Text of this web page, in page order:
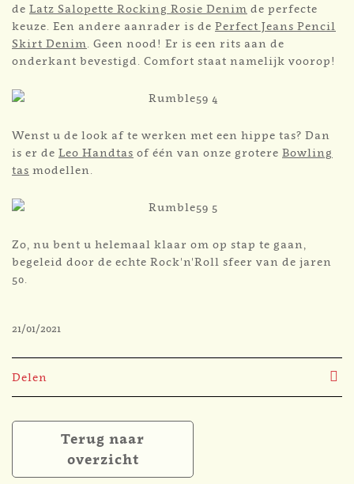
de Latz Salopette Rocking Rosie Denim de perfecte
keuze. Een andere aanrader is de Perfect Jeans Pencil
Skirt Denim . Geen nood! Er is een rits aan de
onderkant bevestigd. Comfort staat namelijk voorop!
Wenst u de look af te werken met een hippe tas? Dan
is er de Leo Handtas of één van onze grotere Bowling
tas modellen.
Zo, nu bent u helemaal klaar om op stap te gaan,
begeleid door de echte Rock'n'Roll sfeer van de jaren
50.
21/01/2021
Delen
Terug naar
overzicht